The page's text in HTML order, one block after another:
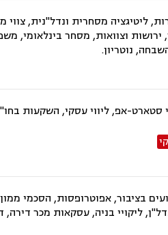
וצוואות, מסחר בינלאומי,
נוטריון.
אפ, ליווי עסקי, השקעות
בציבור, אפוטרופסות, הסכמי
ליקויי בניה, עסקאות מכר